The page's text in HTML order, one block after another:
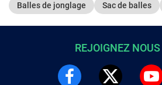
Balles de jonglage
Sac de balles
REJOIGNEZ NOUS